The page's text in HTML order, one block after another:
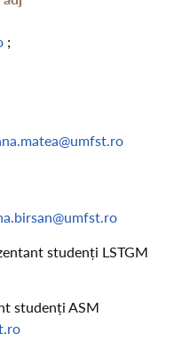
;
studenți LSTGM
studenți ASM